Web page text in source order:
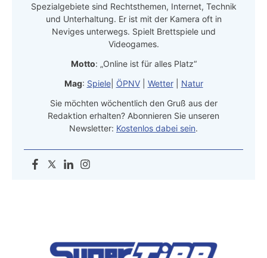
Spezialgebiete sind Rechtsthemen, Internet, Technik
und Unterhaltung. Er ist mit der Kamera oft in
Neviges unterwegs. Spielt Brettspiele und
Videogames.
Motto: „Online ist für alles Platz“
Mag: Spiele| ÖPNV| Wetter| Natur
Sie möchten wöchentlich den Gruß aus der
Redaktion erhalten? Abonnieren Sie unseren
Newsletter: Kostenlos dabei sein.